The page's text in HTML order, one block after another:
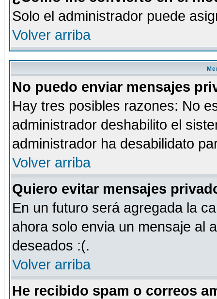
Solo el administrador puede
Volver arriba
No puedo enviar mensajes
Hay tres posibles razones: No
administrador deshabilito el
administrador ha desabilidato
Volver arriba
Quiero evitar mensajes
En un futuro será agregada la
ahora solo envia un mensaje al
deseados :(.
Volver arriba
He recibido spam o correos